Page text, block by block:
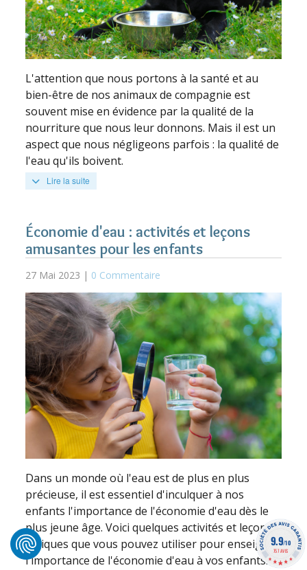
L'attention que nous portons à la santé et au
bien-être de nos animaux de compagnie est
souvent mise en évidence par la qualité de la
nourriture que nous leur donnons. Mais il est un
aspect que nous négligeons parfois : la qualité de
l'eau qu'ils boivent.
Lire la suite
Économie d'eau : activités et leçons
amusantes pour les enfants
27 Mai 2023 | 0 Commentaire
Dans un monde où l'eau est de plus en plus
précieuse, il est essentiel d'inculquer à nos
enfants l'importance de l'économie d'eau dès le
plus jeune âge. Voici quelques activités et leçons
ludiques que vous pouvez utiliser pour enseigner
l'importance de l'économie d'eau à vos enfants.
9.9/10
757 AVIS